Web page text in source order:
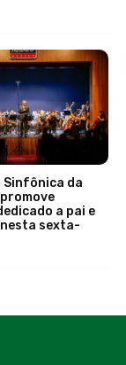
da
a pai e
sexta-